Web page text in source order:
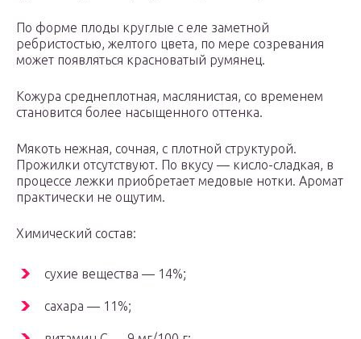
По форме плоды круглые с еле заметной
ребристостью, желтого цвета, по мере созревания
может появляться красноватый румянец.
Кожура среднеплотная, маслянистая, со временем
становится более насыщенного оттенка.
Мякоть нежная, сочная, с плотной структурой.
Прожилки отсутствуют. По вкусу — кисло-сладкая, в
процессе лежки приобретает медовые нотки. Аромат
практически не ощутим.
Химический состав:
сухие вещества — 14%;
сахара — 11%;